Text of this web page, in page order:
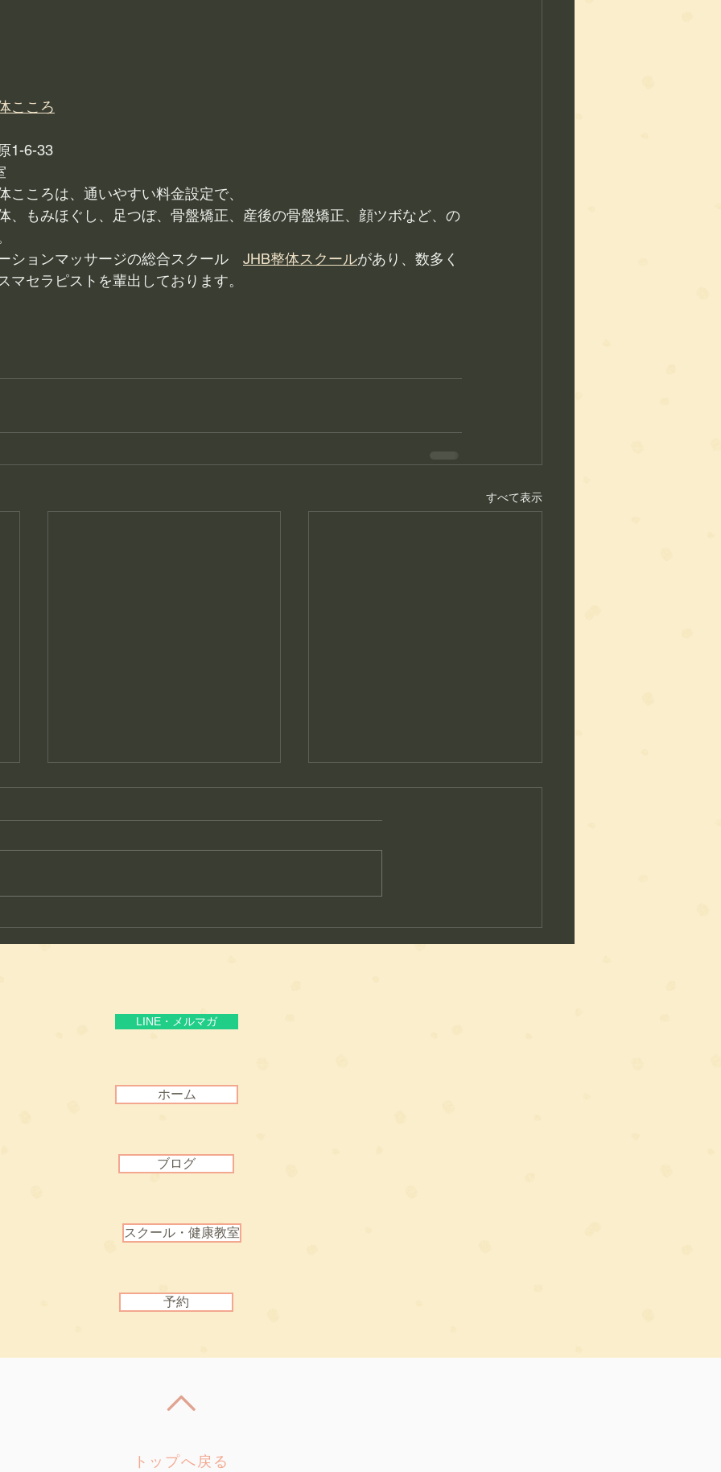
こころ
1-6-33
こころは、通いやすい料金設定で、
、もみほぐし、足つぼ、骨盤矯正、産後の骨盤矯正、顔ツボなど、の
ションマッサージの総合スクール JHB整体スクールがあり、数多く
マセラピストを輩出しております。
すべて表示
れた理由
る“通いやすさ”と“信頼”
LINE・メルマガ
ホーム
ブログ
スクール・健康教室
予約
トップへ戻る